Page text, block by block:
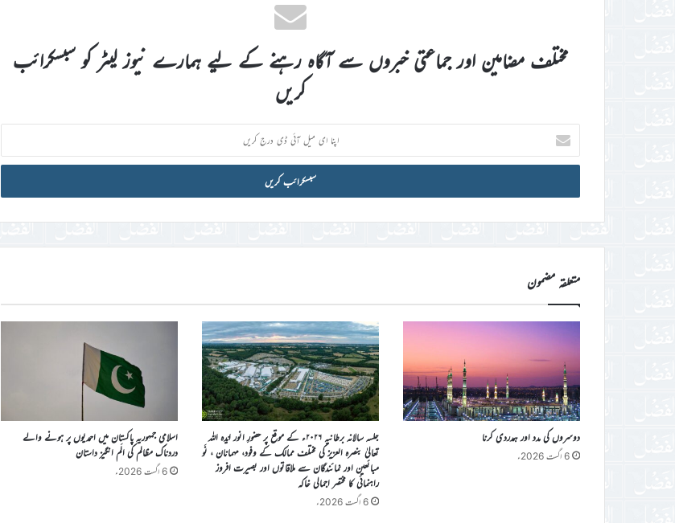
مختلف مضامین اور جماعتی خبروں سے آگاہ رہنے کے لیے ہمارے نیوز لیٹر کو سبسکرائب
کریں
اپنا
ای
میل
ڈی
متعلقہ مضمون
دوسروں کی مدد اور ہمدردی کرنا
6 اگست 2026ء
جلسہ سالانہ برطانیہ ۲۰۲۶ء کے موقع پر حضورِ انور ایّدہ الله
تعالیٰ بنصرہ العزیز کی مختلف ممالک کے وفود، مہمانان ، نَو
مبائعین اور نمائندگان سے ملاقاتوں اور بصیرت افروز
راہنمائی کا مختصر اجمالی خاکہ
6 اگست 2026ء
اسلامی جمہوریہ پاکستان میں احمدیوں پر ہونے والے
دردناک مظالم کی الَم انگیز داستان
6 اگست 2026ء